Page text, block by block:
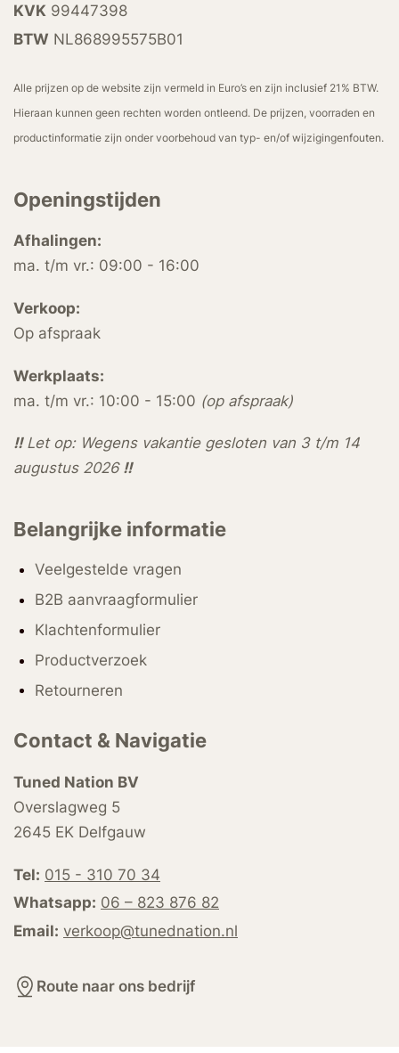
KVK 99447398
BTW NL868995575B01
Alle prijzen op de website zijn vermeld in Euro’s en zijn inclusief 21% BTW.
Hieraan kunnen geen rechten worden ontleend. De prijzen, voorraden en
productinformatie zijn onder voorbehoud van typ- en/of wijzigingenfouten.
Openingstijden
Afhalingen:
ma. t/m vr.: 09:00 - 16:00
Verkoop:
Op afspraak
Werkplaats:
ma. t/m vr.: 10:00 - 15:00 (op afspraak)
!!Let op: Wegens vakantie gesloten van 3 t/m 14
augustus 2026 !!
Belangrijke informatie
Veelgestelde vragen
B2B aanvraagformulier
Klachtenformulier
Productverzoek
Retourneren
Contact & Navigatie
Tuned Nation BV
Overslagweg 5
2645 EK Delfgauw
Tel: 015 - 310 70 34
Whatsapp: 06 – 823 876 82
Email: verkoop@tunednation.nl
Route naar ons bedrijf